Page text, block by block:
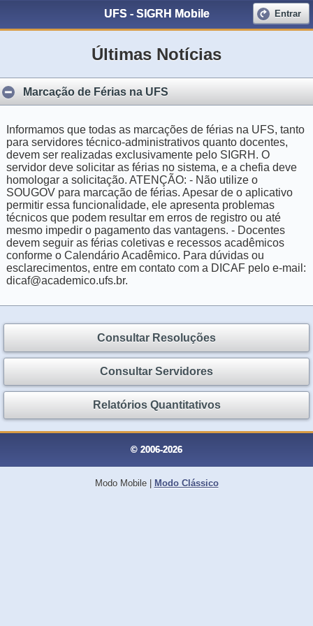
UFS - SIGRH Mobile Entrar
Últimas Notícias
Marcação de Férias na UFS
Informamos que todas as marcações de férias na UFS, tanto
para servidores técnico-administrativos quanto docentes,
devem ser realizadas exclusivamente pelo SIGRH. O
servidor deve solicitar as férias no sistema, e a chefia deve
homologar a solicitação. ATENÇÃO: - Não utilize o
SOUGOV para marcação de férias. Apesar de o aplicativo
permitir essa funcionalidade, ele apresenta problemas
técnicos que podem resultar em erros de registro ou até
mesmo impedir o pagamento das vantagens. - Docentes
devem seguir as férias coletivas e recessos acadêmicos
conforme o Calendário Acadêmico. Para dúvidas ou
esclarecimentos, entre em contato com a DICAF pelo e-mail:
dicaf@academico.ufs.br.
Consultar Resoluções
Consultar Servidores
Relatórios Quantitativos
© 2006-2026
Modo Mobile| Modo Clássico